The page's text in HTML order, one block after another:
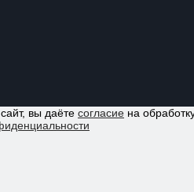
вы даёте согласие на